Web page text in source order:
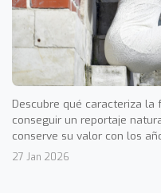
Descubre qué caracteriza
conseguir un reportaje
conserve su valor con los
27 Jan 2026